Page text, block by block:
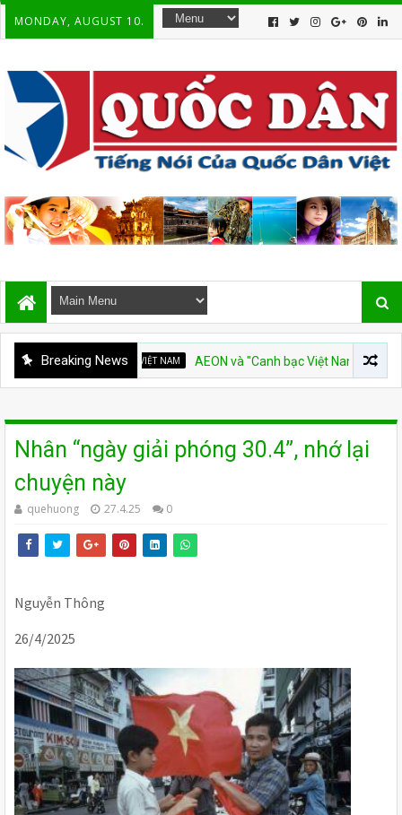
MONDAY, AUGUST 10.
Breaking News
CHUYỆN VIỆT NAM AEON và "Canh bạc Việt Nam"
Nhân “ngày giải phóng 30.4”, nhớ lại
chuyện này
quehuong 27.4.25 0
Nguyễn Thông
26/4/2025